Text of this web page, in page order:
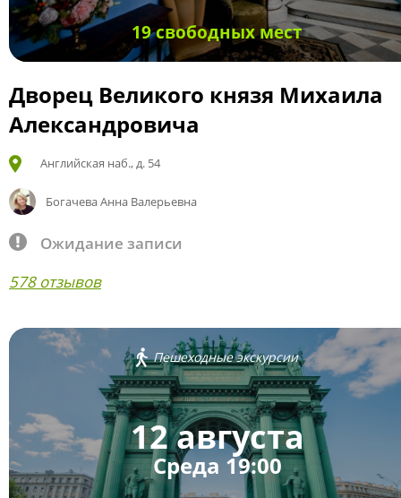
19 свободных мест
Дворец Великого князя Михаила
Александровича
Английская наб., д. 54
Богачева Анна Валерьевна
Ожидание записи
578 отзывов
Пешеходные экскурсии
12 августа
Среда 19:00